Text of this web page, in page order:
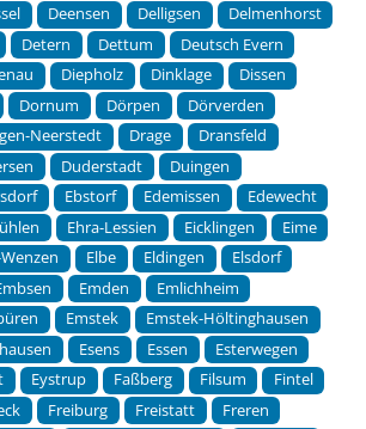
Deensen Delligsen
Delmenhorst
Detern Dettum
Deutsch Evern
Diepholz Dinklage
Dissen
Dornum Dörpen
Dörverden
Neerstedt Drage
Dransfeld
Duderstadt
Duingen
Ebstorf Edemissen
Edewecht
Ehra-Lessien Eicklingen
Eime
Elbe Eldingen
Elsdorf
Emden
Emlichheim
Emstek
Emstek-Höltinghausen
Esens Essen
Esterwegen
Eystrup Faßberg Filsum
Fintel
Freiburg Freistatt
Freren